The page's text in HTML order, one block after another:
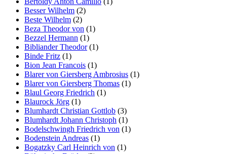
Besser Wilhelm (2)
Beste Wilhelm (2)
Beza Theodor von (1)
Bezzel Hermann (1)
Bibliander Theodor(1)
Binde Fritz (1)
Bion Jean Francois (1)
Blarer von Giersberg Ambrosius (1)
Blarer von Giersberg Thomas (1)
Blaul Georg Friedrich (1)
Blaurock Jörg (1)
Blumhardt Christian Gottlob (3)
Blumhardt Johann Christoph (1)
Bodelschwingh Friedrich von (1)
Bodenstein Andreas (1)
Bogatzky Carl Heinrich von (1)